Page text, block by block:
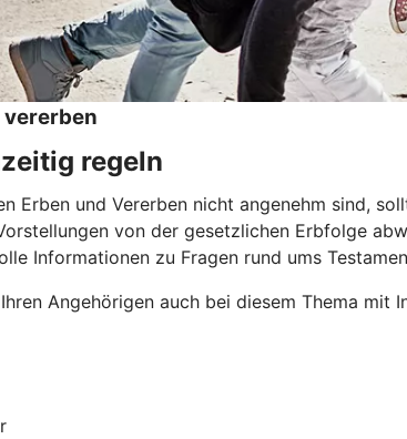
vererben
regeln
Erben und Vererben nicht angenehm sind,
von der gesetzlichen Erbfolge
Informationen zu Fragen rund ums
Angehörigen auch bei diesem Thema